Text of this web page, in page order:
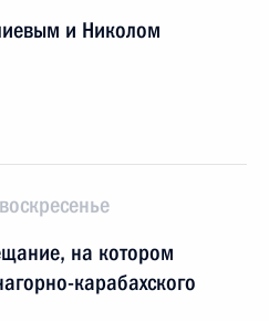
и Николом
на котором
карабахского